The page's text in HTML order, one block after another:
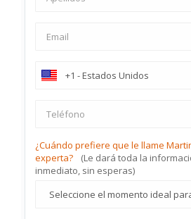
¿Cuándo prefiere que le llame
experta?
(Le dará toda la
inmediato, sin esperas)